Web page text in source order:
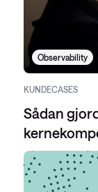
Observability
KUNDECASES
Sådan